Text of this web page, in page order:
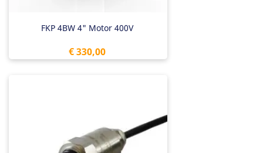
FKP 4BW 4" Motor 400V
Prijs
€ 330,00